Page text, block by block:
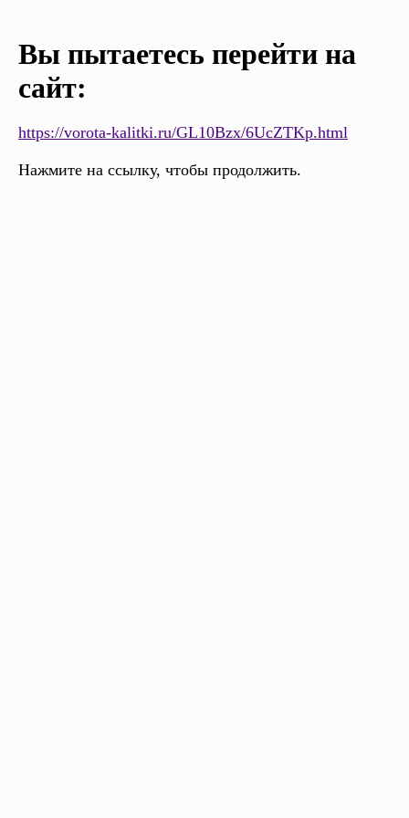
Вы пытаетесь перейти на
сайт:
https://vorota-kalitki.ru/GL10Bzx/6UcZTKp.html
Нажмите на ссылку, чтобы продолжить.